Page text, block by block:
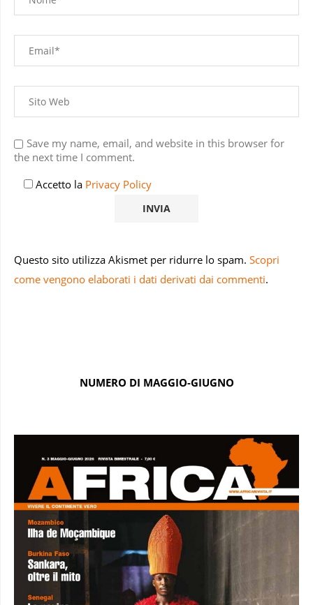
the next time I comment.
come vengono elaborati i dati derivati dai commenti.